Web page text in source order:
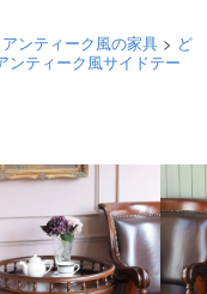
アンティーク風の家具 > ど
ンティーク風サイドテー